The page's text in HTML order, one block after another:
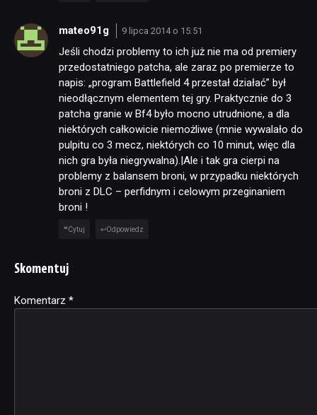
mateo91g 9 lipca 2014 o 15:51
Jeśli chodzi problemy to ich już nie ma od premiery
przedostatniego patcha, ale zaraz po premierze to
napis: „program Battlefield 4 przestał działać” był
nieodłącznym elementem tej gry. Praktycznie do 3
patcha granie w Bf4 było mocno utrudnione, a dla
niektórych całkowicie niemożliwe (mnie wywalało do
pulpitu co 3 mecz, niektórych co 10 minut, więc dla
nich gra była niegrywalna).|Ale i tak gra cierpi na
problemy z balansem broni, w przypadku niektórych
broni z DLC – perfidnym i celowym przeginaniem
broni !
Cytuj Odpowiedz
Skomentuj
Komentarz *
Alternative: